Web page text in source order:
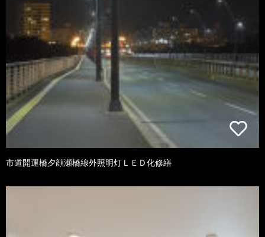
市道開運橋夕顔瀬橋線外照明灯ＬＥＤ化修繕